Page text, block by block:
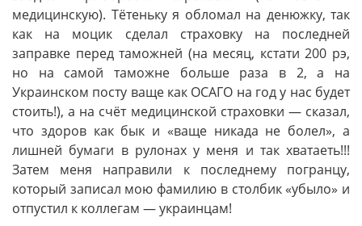
медицинскую). Тётеньку я обломал на денюжку, так
как на моцик сделал страховку на последней
заправке перед таможней (на месяц, кстати 200 рэ,
но на самой таможне больше раза в 2, а на
Украинском посту ваще как ОСАГО на год у нас будет
стоить!), а на счёт медицинской страховки — сказал,
что здоров как бык и «ваще никада не болел», а
лишней бумаги в рулонах у меня и так хватаеть!!!
Затем меня направили к последнему погранцу,
который записал мою фамилию в столбик «убыло» и
отпустил к коллегам — украинцам!